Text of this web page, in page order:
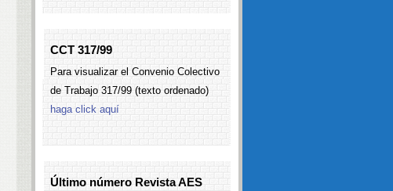
CCT 317/99
Para visualizar el Convenio Colectivo
de Trabajo 317/99 (texto ordenado)
haga click aquí
Último número Revista AES